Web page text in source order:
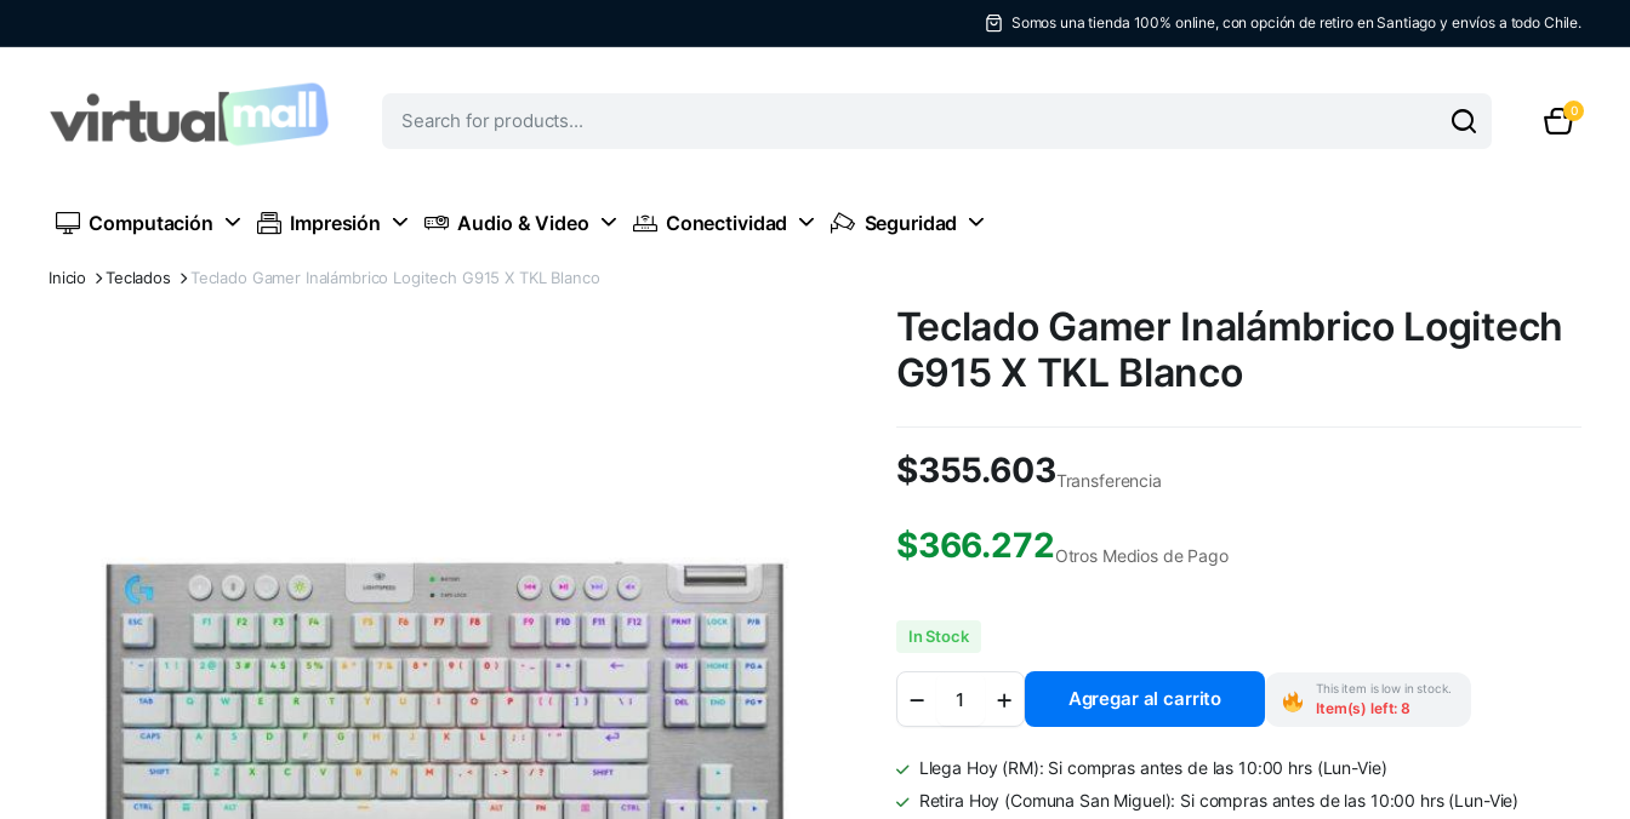
Somos una tienda 100% online, con opción de retiro en Santiago y envíos a todo Chile.
0
Computación Impresión Audio & Video Conectividad Seguridad
Inicio Teclados Teclado Gamer Inalámbrico Logitech G915 X TKL Blanco
Teclado Gamer Inalámbrico Logitech
G915 X TKL Blanco
$355.603Transferencia
$366.272Otros Medios de Pago
In Stock
Gamer
Inalámbrico
G915
X
Agregar al carrito This item is low in stock.
Item(s) left: 8
Llega Hoy (RM): Si compras antes de las 10:00 hrs (Lun-Vie)
Retira Hoy (Comuna San Miguel): Si compras antes de las 10:00 hrs (Lun-Vie)